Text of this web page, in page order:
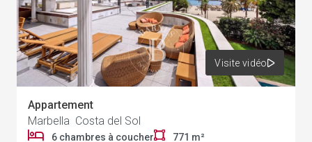
Visite vidéo
Appartement
Marbella Costa del Sol
6 chambres à coucher 771 m²